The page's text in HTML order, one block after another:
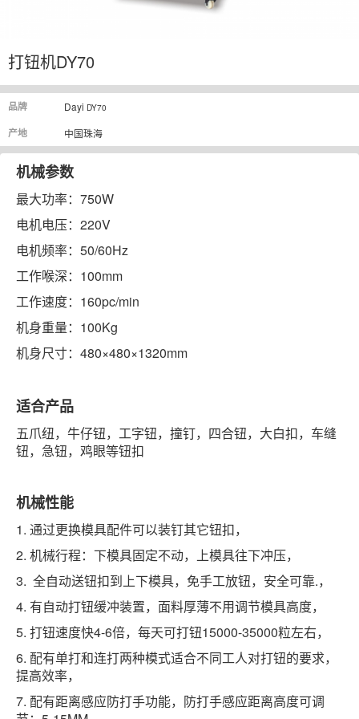
打钮机DY70
品牌 Dayi DY70
产地 中国珠海
机械参数
最大功率：750W
电机电压：220V
电机频率：50/60Hz
工作喉深：100mm
工作速度：160pc/min
机身重量：100Kg
机身尺寸：480×480×1320mm
适合产品
五爪纽，牛仔钮，工字钮，撞钉，四合钮，大白扣，车缝
钮，急钮，鸡眼等钮扣
机械性能
1. 通过更换模具配件可以装钉其它钮扣，
2. 机械行程：下模具固定不动，上模具往下冲压，
3. 全自动送钮扣到上下模具，免手工放钮，安全可靠.，
4. 有自动打钮缓冲装置，面料厚薄不用调节模具高度，
5. 打钮速度快4-6倍，每天可打钮15000-35000粒左右，
6. 配有单打和连打两种模式适合不同工人对打钮的要求，
提高效率，
7. 配有距离感应防打手功能，防打手感应距离高度可调